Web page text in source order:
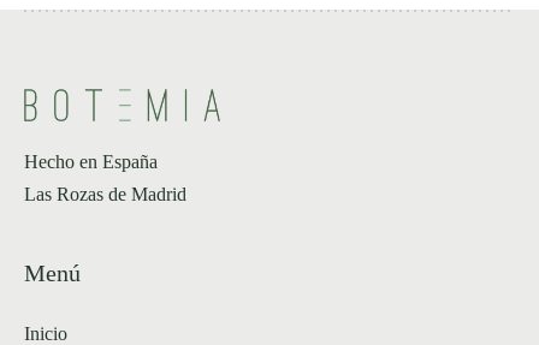
Hecho en España
Las Rozas de Madrid
Menú
Inicio